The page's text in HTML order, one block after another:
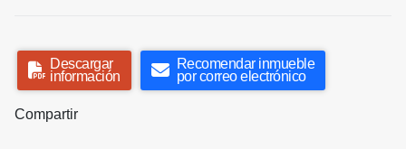
Descargar
información
Recomendar inmueble
por correo electrónico
Compartir